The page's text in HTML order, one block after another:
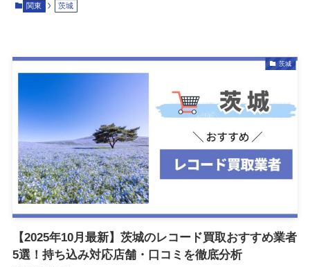
関東 茨城
茨城
【2025年10月最新】茨城のレコード買取おすすめ業者
5選！持ち込み対応店舗・口コミを徹底分析